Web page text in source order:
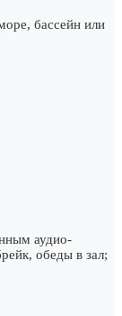
бассейн или
аудио-
обеды в зал;